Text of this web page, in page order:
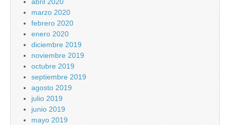
marzo 2020
febrero 2020
enero 2020
diciembre 2019
noviembre 2019
octubre 2019
septiembre 2019
agosto 2019
julio 2019
junio 2019
mayo 2019